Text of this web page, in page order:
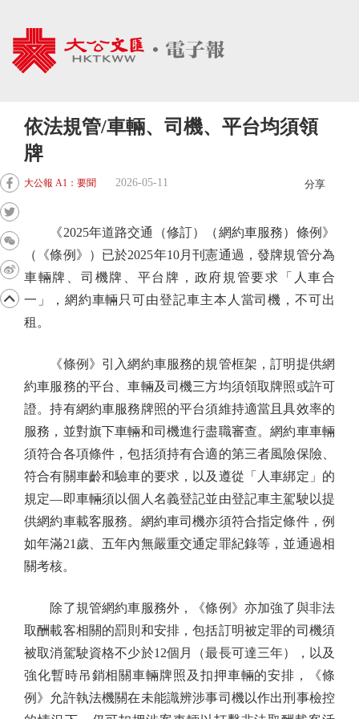
依法規管/車輛、司機、平台均須領
牌
大公報 A1：要聞 2026-05-11 分享
《2025年道路交通（修訂）（網約車服務）條例》
（《條例》）已於2025年10月刊憲通過，發牌規管分為
車輛牌、司機牌、平台牌，政府規管要求「人車合
一」，網約車輛只可由登記車主本人當司機，不可出
租。
《條例》引入網約車服務的規管框架，訂明提供網
約車服務的平台、車輛及司機三方均須領取牌照或許可
證。持有網約車服務牌照的平台須維持適當且具效率的
服務，並對旗下車輛和司機進行盡職審查。網約車車輛
須符合各項條件，包括須持有合適的第三者風險保險、
符合有關車齡和驗車的要求，以及遵從「人車綁定」的
規定—即車輛須以個人名義登記並由登記車主駕駛以提
供網約車載客服務。網約車司機亦須符合指定條件，例
如年滿21歲、五年內無嚴重交通定罪紀錄等，並通過相
關考核。
除了規管網約車服務外，《條例》亦加強了與非法
取酬載客相關的罰則和安排，包括訂明被定罪的司機須
被取消駕駛資格不少於12個月（最長可達三年），以及
強化暫時吊銷相關車輛牌照及扣押車輛的安排，《條
例》允許執法機關在未能識辨涉事司機以作出刑事檢控